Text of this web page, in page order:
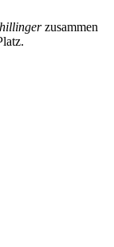
zusammen